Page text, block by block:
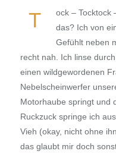
T
ock – Tocktock
das? Ich von
Gefühlt neben
recht nah. Ich linse
einen wildgewordenen
Nebelscheinwerfer
Motorhaube springt und
Ruckzuck springe ich
Vieh (okay, nicht ohne
das glaubt mir doch